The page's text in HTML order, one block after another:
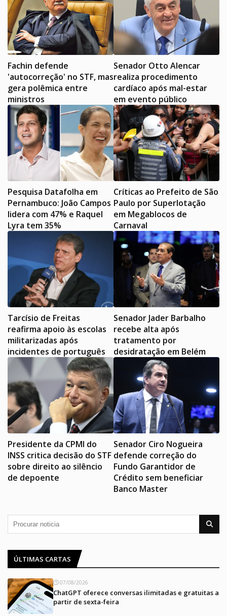
Fachin defende
'autocorreção' no STF, mas
gera polêmica entre
ministros
Senador Otto Alencar
realiza procedimento
cardíaco após mal-estar
em evento público
Pesquisa Datafolha em
Pernambuco: João Campos
lidera com 47% e Raquel
Lyra tem 35%
Críticas ao Prefeito de São
Paulo por Superlotação
em Megablocos de
Carnaval
Tarcísio de Freitas
reafirma apoio às escolas
militarizadas após
incidentes de português
Senador Jader Barbalho
recebe alta após
tratamento por
desidratação em Belém
Presidente da CPMI do
INSS critica decisão do STF
sobre direito ao silêncio
de depoente
Senador Ciro Nogueira
defende correção do
Fundo Garantidor de
Crédito sem beneficiar
Banco Master
ÚLTIMAS CARTAS
07/08/2026
ChatGPT oferece conversas ilimitadas e gratuitas a
partir de sexta-feira